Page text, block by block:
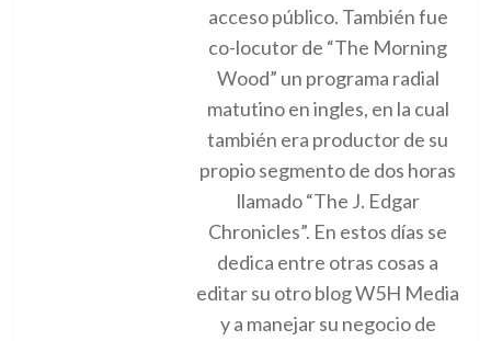
acceso público. También fue
co-locutor de “The Morning
Wood” un programa radial
matutino en ingles, en la cual
también era productor de su
propio segmento de dos horas
llamado “The J. Edgar
Chronicles”. En estos días se
dedica entre otras cosas a
editar su otro blog W5H Media
y a manejar su negocio de